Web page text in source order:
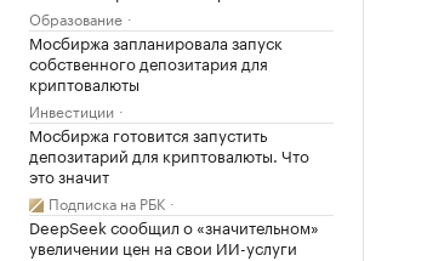
Образование
Мосбиржа запланировала запуск
собственного депозитария для
криптовалюты
Инвестиции
Мосбиржа готовится запустить
депозитарий для криптовалюты. Что
это значит
Подписка на РБК
DeepSeek сообщил о «значительном»
увеличении цен на свои ИИ-услуги